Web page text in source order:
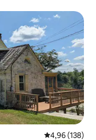
4,96 (138)